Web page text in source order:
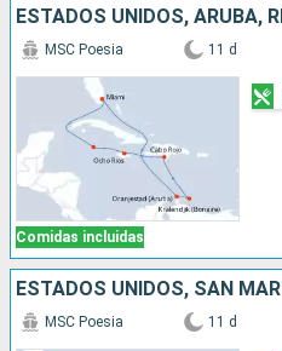
Comidas incluidas
MSC Poesia 11 d
MSC Poesia 11 d